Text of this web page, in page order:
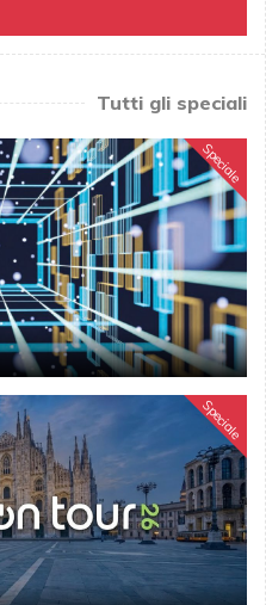
Tutti gli speciali
Speciale
Speciale